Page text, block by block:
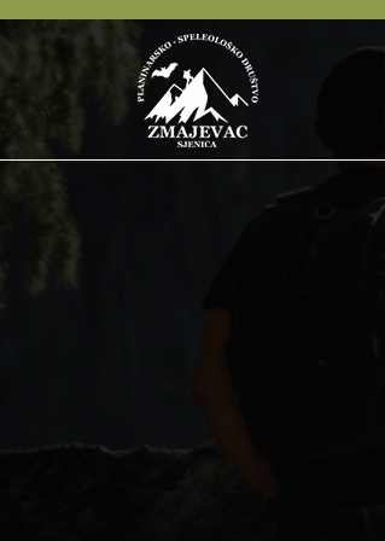
to
content